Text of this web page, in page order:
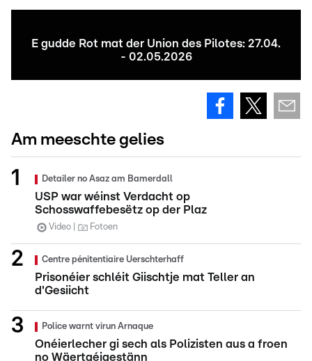
E gudde Rot mat der Union des Pilotes: 27.04.
- 02.05.2026
Am meeschte gelies
Detailer no Asaz am Bamerdall
USP war wéinst Verdacht op
Schosswaffebesëtz op der Plaz
Video Fotoen
Centre pénitentiaire Uerschterhaff
Prisonéier schléit Giischtje mat Teller an
d'Gesiicht
Police warnt virun Arnaque
Onéierlecher gi sech als Polizisten aus a froen
no Wäertgéigestänn